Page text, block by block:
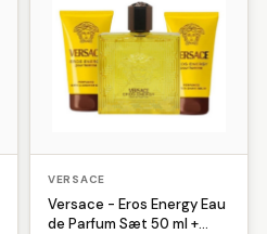
VERSACE
Versace - Eros Energy Eau
de Parfum Sæt 50 ml +